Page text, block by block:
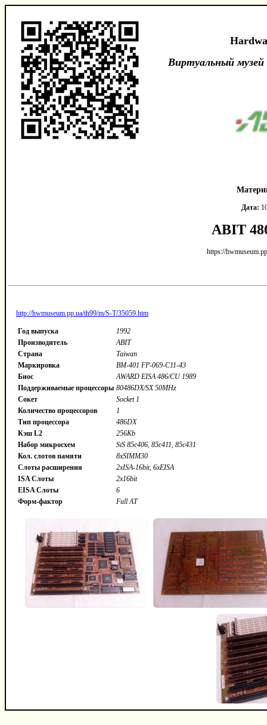
Виртуальный
Дата:
ABIT
https://
http://hwmuseum.pp.ua/th99/m/S-T/35059.htm
Год выпуска
1992
Производитель
ABIT
Страна
Taiwan
Маркировка
BM-401 FP-069-C11-43
Биос
AWARD EISA 486/CU 1989
Поддерживаемые процессоры 80486DX/SX 50MHz
Сокет
Socket 1
Количество процессоров
1
Тип процессора
486DX
Кэш L2
256Kb
Набор микросхем
SiS 85c406, 85c411, 85c431
Кол. слотов памяти
8xSIMM30
Слоты расширения
2xISA-16bit, 6xEISA
ISA Слоты
2x16bit
EISA Слоты
6
Форм-фактор
Full AT